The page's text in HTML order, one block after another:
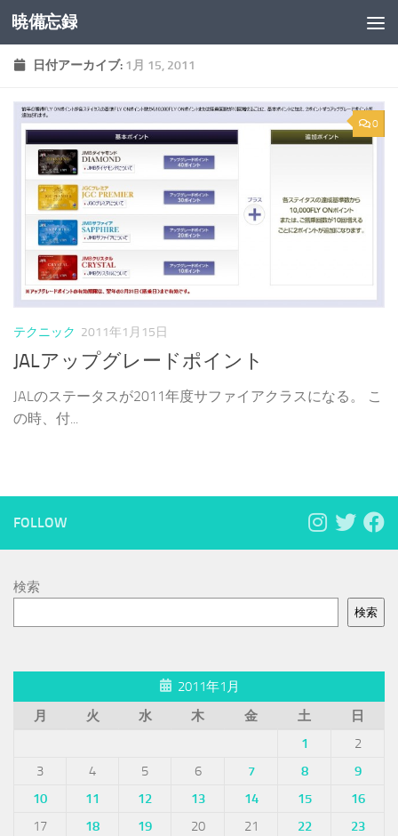
コンテンツへスキップ
暁備忘録
日付アーカイブ: 1月 15, 2011
0
テクニック 2011年1月15日
JALアップグレードポイント
JALのステータスが2011年度サファイアクラスになる。 こ
の時、付...
FOLLOW
検索
検索
2011年1月
月
火 水 木 金 土
日
1
2
3
4 5 6 7 8
9
10
11 12 13 14 15
16
17
18 19 20 21 22
23